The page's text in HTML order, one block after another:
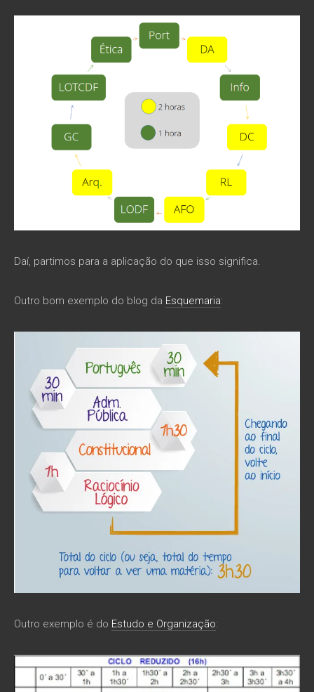
Daí, partimos para a aplicação do que isso significa.
Outro bom exemplo do blog da Esquemaria:
Outro exemplo é do Estudo e Organização: